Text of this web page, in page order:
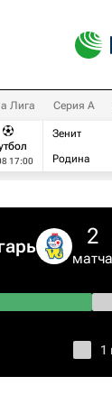
Лига Серия А
17:00
Зенит
Родина
2
матча
1